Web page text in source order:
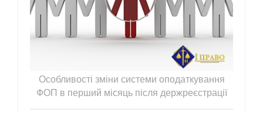
Особливості зміни системи оподаткування
ФОП в перший місяць після держреєстрації